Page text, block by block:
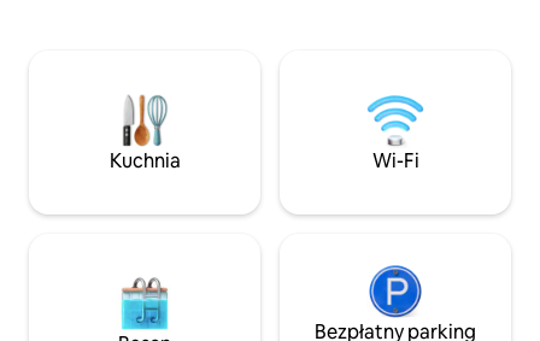
klimatyzowaną sypialnię, w której w nocy
jest przyjemnie chłodno. Goście
uwielbiają tę miejscówkę za prywatność,
charakter i bliski kontakt z życiem
swój pobyt.
koktajle, zimne
dania kuchni
Fame. 68 USD za
Kuchnia Wi-Fi
Bezpłatny parking